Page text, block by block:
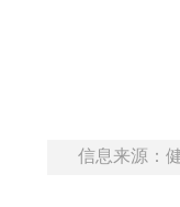
信息来源：